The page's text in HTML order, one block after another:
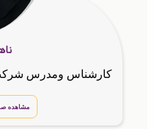
کارشناس ومدرس
مشاهده